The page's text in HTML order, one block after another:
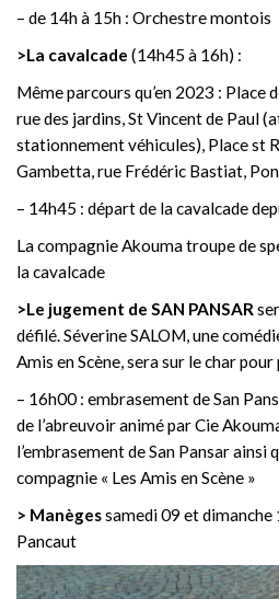
– de 14h à 15h : Orchestre montois
>La cavalcade (14h45 à 16h) :
Même parcours qu’en 2023 : Place
rue des jardins, St Vincent de Paul
stationnement véhicules), Place st
Gambetta, rue Frédéric Bastiat,
– 14h45 : départ de la cavalcade
La compagnie Akouma troupe de
la cavalcade
>Le jugement de SAN PANSAR
défilé. Séverine SALOM, une
Amis en Scène, sera sur le char
– 16h00 : embrasement de San
de l’abreuvoir animé par Cie
l’embrasement de San Pansar ainsi
compagnie « Les Amis en Scène »
> Manègessamedi 09 et dimanche
Pancaut